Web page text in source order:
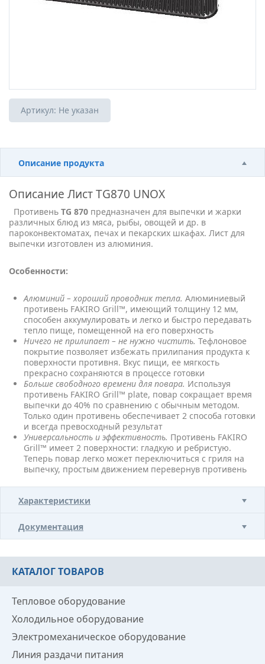
Артикул: Не указан
Описание продукта
Описание Лист TG870 UNOX
Противень TG 870 предназначен для выпечки и жарки
различных блюд из мяса, рыбы, овощей и др. в
пароконвектоматах, печах и пекарских шкафах. Лист для
выпечки изготовлен из алюминия.
Особенности:
Алюминий – хороший проводник тепла. Алюминиевый
противень FAKIRO Grill™, имеющий толщину 12 мм,
способен аккумулировать и легко и быстро передавать
тепло пище, помещенной на его поверхность
Ничего не прилипает – не нужно чистить. Тефлоновое
покрытие позволяет избежать прилипания продукта к
поверхности противня. Вкус пищи, ее мягкость
прекрасно сохраняются в процессе готовки
Больше свободного времени для повара. Используя
противень FAKIRO Grill™ plate, повар сокращает время
выпечки до 40% по сравнению с обычным методом.
Только один противень обеспечивает 2 способа готовки
и всегда превосходный результат
Универсальность и эффективность. Противень FAKIRO
Grill™ имеет 2 поверхности: гладкую и ребристую.
Теперь повар легко может переключиться с гриля на
выпечку, простым движением перевернув противень
Характеристики
Документация
КАТАЛОГ ТОВАРОВ
Тепловое оборудование
Холодильное оборудование
Электромеханическое оборудование
Линия раздачи питания